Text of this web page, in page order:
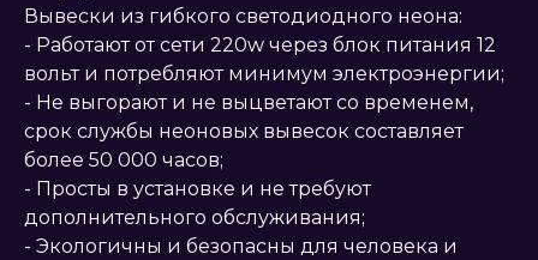
Вывески из гибкого светодиодного неона:
- Работают от сети 220w через блок питания 12
вольт и потребляют минимум электроэнергии;
- Не выгорают и не выцветают со временем,
срок службы неоновых вывесок составляет
более 50 000 часов;
- Просты в установке и не требуют
дополнительного обслуживания;
- Экологичны и безопасны для человека и